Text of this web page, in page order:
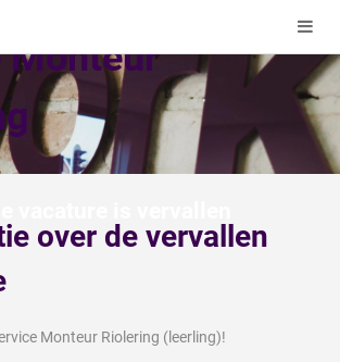
Monteur
over de vervallen
Monteur Riolering (leerling)!